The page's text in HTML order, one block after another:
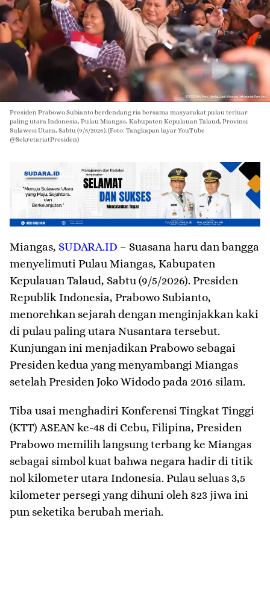
Presiden Prabowo Subianto berdendang ria bersama masyarakat pulau terluar
paling utara Indonesia, Pulau Miangas, Kabupaten Kepulauan Talaud, Provinsi
Sulawesi Utara, Sabtu (9/5/2026). (Foto: Tangkapan layar YouTube
@SekretariatPresiden)
Miangas, SUDARA.ID – Suasana haru dan bangga
menyelimuti Pulau Miangas, Kabupaten
Kepulauan Talaud, Sabtu (9/5/2026). Presiden
Republik Indonesia, Prabowo Subianto,
menorehkan sejarah dengan menginjakkan kaki
di pulau paling utara Nusantara tersebut.
Kunjungan ini menjadikan Prabowo sebagai
Presiden kedua yang menyambangi Miangas
setelah Presiden Joko Widodo pada 2016 silam.
​Tiba usai menghadiri Konferensi Tingkat Tinggi
(KTT) ASEAN ke-48 di Cebu, Filipina, Presiden
Prabowo memilih langsung terbang ke Miangas
sebagai simbol kuat bahwa negara hadir di titik
nol kilometer utara Indonesia. Pulau seluas 3,5
kilometer persegi yang dihuni oleh 823 jiwa ini
pun seketika berubah meriah.